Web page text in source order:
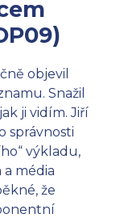
objevil
Snažil
ji vidím. Jiří
správnosti
výkladu,
a média
že